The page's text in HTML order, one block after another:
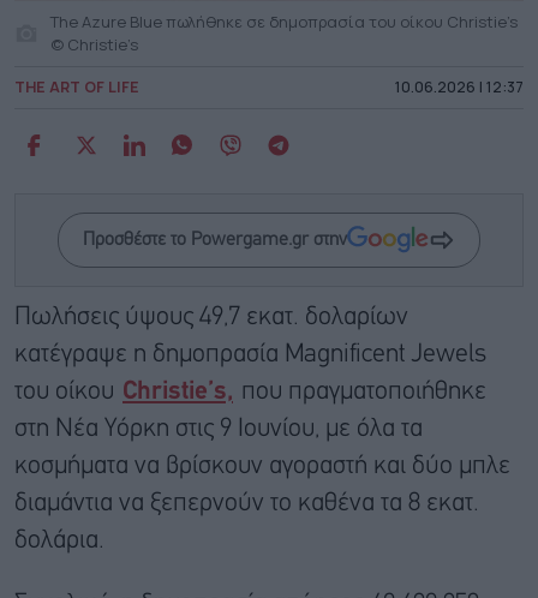
The Azure Blue πωλήθηκε σε δημοπρασία του οίκου Christie’s
© Christie’s
THE ART OF LIFE 10.06.2026 | 12:37
Προσθέστε το Powergame.gr στην
Πωλήσεις ύψους 49,7 εκατ. δολαρίων
κατέγραψε η δημοπρασία Magnificent Jewels
του οίκου Christie’s, που πραγματοποιήθηκε
στη Νέα Υόρκη στις 9 Ιουνίου, με όλα τα
κοσμήματα να βρίσκουν αγοραστή και δύο μπλε
διαμάντια να ξεπερνούν το καθένα τα 8 εκατ.
δολάρια.